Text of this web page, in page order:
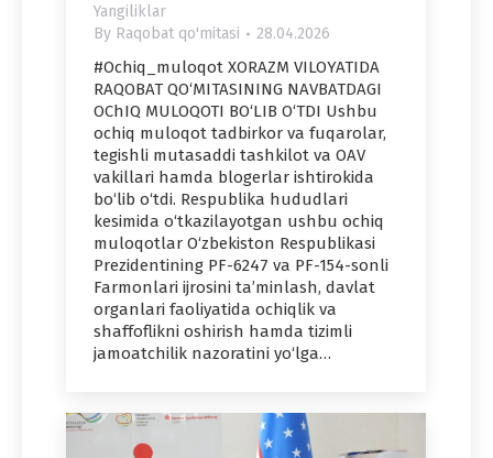
Yangiliklar
By Raqobat qo'mitasi 28.04.2026
#Ochiq_muloqot XORAZM VILOYATIDA
RAQOBAT QO‘MITASINING NAVBATDAGI
OChIQ MULOQOTI BO‘LIB O‘TDI Ushbu
ochiq muloqot tadbirkor va fuqarolar,
tegishli mutasaddi tashkilot va OAV
vakillari hamda blogerlar ishtirokida
bo‘lib o‘tdi. Respublika hududlari
kesimida o‘tkazilayotgan ushbu ochiq
muloqotlar O‘zbekiston Respublikasi
Prezidentining PF-6247 va PF-154-sonli
Farmonlari ijrosini ta’minlash, davlat
organlari faoliyatida ochiqlik va
shaffoflikni oshirish hamda tizimli
jamoatchilik nazoratini yo‘lga…